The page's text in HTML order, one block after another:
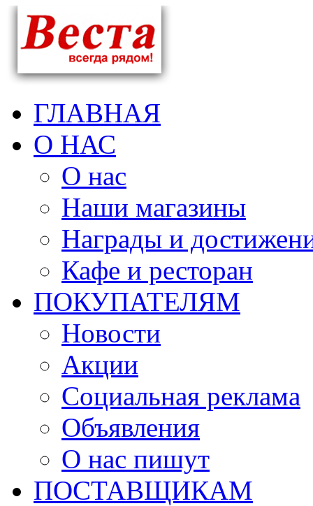
ГЛАВНАЯ
О НАС
О нас
Наши магазины
Награды и
Кафе и ресторан
ПОКУПАТЕЛЯМ
Новости
Акции
Социальная реклама
Объявления
О нас пишут
ПОСТАВЩИКАМ